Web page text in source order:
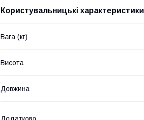
Користувальницькі характеристики
Вага (кг)
Висота
Довжина
Додатково